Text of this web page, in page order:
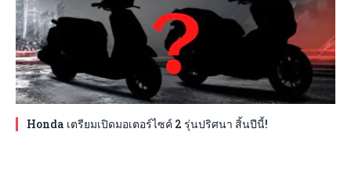
Honda เตรียมเปิดมอเตอร์ไซค์ 2 รุ่นปริศนา สิ้นปีนี้!